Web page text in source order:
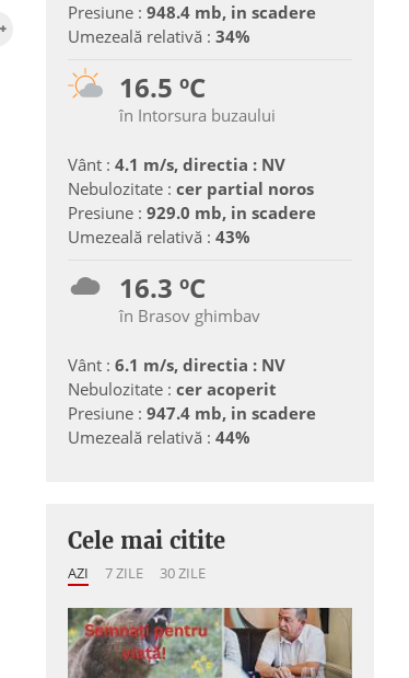
Presiune : 948.4 mb, in scadere
Umezeală relativă : 34%
16.5 ºC
în Intorsura buzaului
Vânt : 4.1 m/s, directia : NV
Nebulozitate : cer partial noros
Presiune : 929.0 mb, in scadere
Umezeală relativă : 43%
16.3 ºC
în Brasov ghimbav
Vânt : 6.1 m/s, directia : NV
Nebulozitate : cer acoperit
Presiune : 947.4 mb, in scadere
Umezeală relativă : 44%
Cele mai citite
AZI 7 ZILE 30 ZILE